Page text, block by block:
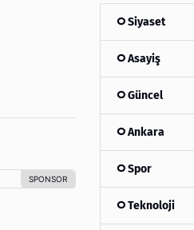
Siyaset
Asayiş
Güncel
Ankara
Spor
Teknoloji